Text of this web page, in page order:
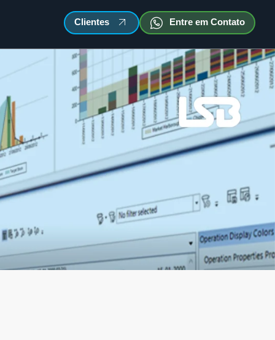
Clientes Entre em Contato